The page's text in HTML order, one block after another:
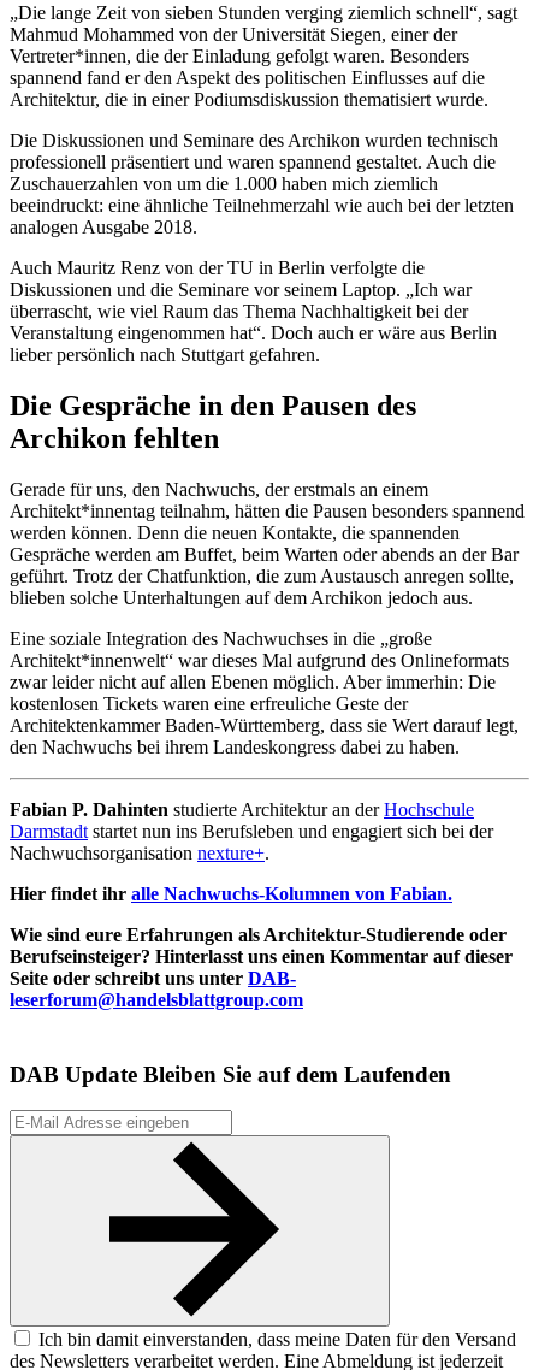
„Die lange Zeit von sieben Stunden verging ziemlich schnell“, sagt
Mahmud Mohammed von der Universität Siegen, einer der
Vertreter*innen, die der Einladung gefolgt waren. Besonders
spannend fand er den Aspekt des politischen Einflusses auf die
Architektur, die in einer Podiumsdiskussion thematisiert wurde.
Die Diskussionen und Seminare des Archikon wurden technisch
professionell präsentiert und waren spannend gestaltet. Auch die
Zuschauerzahlen von um die 1.000 haben mich ziemlich
beeindruckt: eine ähnliche Teilnehmerzahl wie auch bei der letzten
analogen Ausgabe 2018.
Auch Mauritz Renz von der TU in Berlin verfolgte die
Diskussionen und die Seminare vor seinem Laptop. „Ich war
überrascht, wie viel Raum das Thema Nachhaltigkeit bei der
Veranstaltung eingenommen hat“. Doch auch er wäre aus Berlin
lieber persönlich nach Stuttgart gefahren.
Die Gespräche in den Pausen des
Archikon fehlten
Gerade für uns, den Nachwuchs, der erstmals an einem
Architekt*innentag teilnahm, hätten die Pausen besonders spannend
werden können. Denn die neuen Kontakte, die spannenden
Gespräche werden am Buffet, beim Warten oder abends an der Bar
geführt. Trotz der Chatfunktion, die zum Austausch anregen sollte,
blieben solche Unterhaltungen auf dem Archikon jedoch aus.
Eine soziale Integration des Nachwuchses in die „große
Architekt*innenwelt“ war dieses Mal aufgrund des Onlineformats
zwar leider nicht auf allen Ebenen möglich. Aber immerhin: Die
kostenlosen Tickets waren eine erfreuliche Geste der
Architektenkammer Baden-Württemberg, dass sie Wert darauf legt,
den Nachwuchs bei ihrem Landeskongress dabei zu haben.
Fabian P. Dahinten studierte Architektur an derHochschule
Darmstadt startet nun ins Berufsleben und engagiert sich bei der
Nachwuchsorganisation nexture+.
Hier findet ihr alle Nachwuchs-Kolumnen von Fabian.
Wie sind eure Erfahrungen als Architektur-Studierende oder
Berufseinsteiger? Hinterlasst uns einen Kommentar auf dieser
Seite oder schreibt uns unter DAB-
leserforum@handelsblattgroup.com
DAB Update Bleiben Sie auf dem Laufenden
Ich bin damit einverstanden, dass meine Daten für den Versand
des Newsletters verarbeitet werden. Eine Abmeldung ist jederzeit